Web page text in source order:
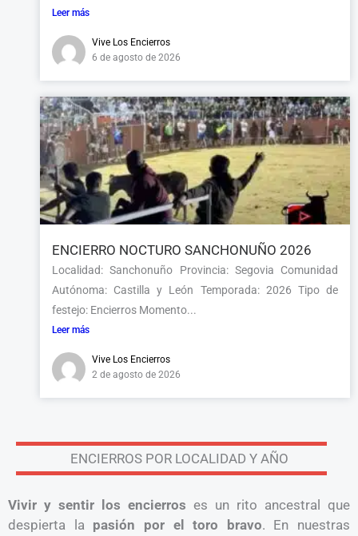
Leer más
Vive Los Encierros
6 de agosto de 2026
ENCIERRO NOCTURO SANCHONUÑO 2026
Localidad: Sanchonuño Provincia: Segovia Comunidad
Autónoma: Castilla y León Temporada: 2026 Tipo de
festejo: Encierros Momento...
Leer más
Vive Los Encierros
2 de agosto de 2026
ENCIERROS POR LOCALIDAD Y AÑO
Vivir y sentir los encierros es un rito ancestral que
despierta la pasión por el toro bravo. En nuestras